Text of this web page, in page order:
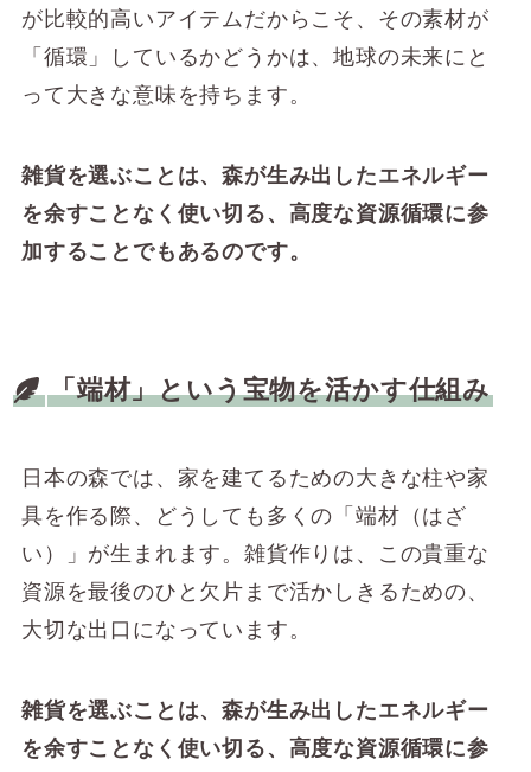
が比較的高いアイテムだからこそ、その素材が
「循環」しているかどうかは、地球の未来にと
って大きな意味を持ちます。
雑貨を選ぶことは、森が生み出したエネルギー
を余すことなく使い切る、高度な資源循環に参
加することでもあるのです。
「端材」という宝物を活かす仕組み
日本の森では、家を建てるための大きな柱や家
具を作る際、どうしても多くの「端材（はざ
い）」が生まれます。雑貨作りは、この貴重な
資源を最後のひと欠片まで活かしきるための、
大切な出口になっています。
雑貨を選ぶことは、森が生み出したエネルギー
を余すことなく使い切る、高度な資源循環に参